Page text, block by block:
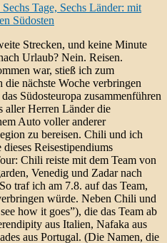
Sechs Tage, Sechs Länder: mit
Südosten
Strecken, und keine Minute
Urlaub? Nein. Reisen.
war, stieß ich zum
nächste Woche verbringen
Südosteuropa zusammenführen
aller Herren Länder die
Auto voller anderer
zu bereisen. Chili und ich
Reisestipendiums
Chili reiste mit dem Team von
Venedig und Zadar nach
traf ich am 7.8. auf das Team,
würde. Neben Chili und
how it goes”), die das Team ab
aus Italien, Nafaka aus
aus Portugal. (Die Namen, die